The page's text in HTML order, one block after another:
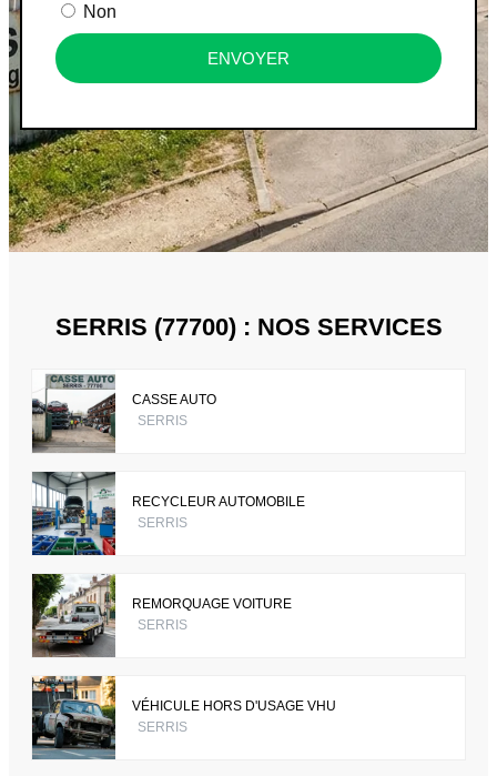
Non
ENVOYER
SERRIS (77700) : NOS SERVICES
CASSE AUTO
SERRIS
RECYCLEUR AUTOMOBILE
SERRIS
REMORQUAGE VOITURE
SERRIS
VÉHICULE HORS D'USAGE VHU
SERRIS